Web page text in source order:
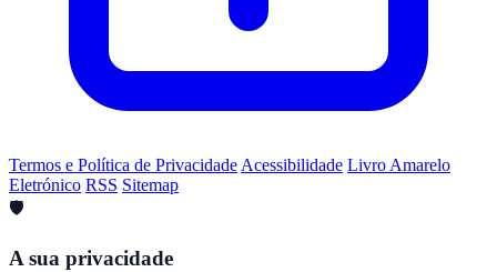
Termos e Política de Privacidade Acessibilidade Livro Amarelo
Eletrónico RSS Sitemap
🛡️
A sua privacidade